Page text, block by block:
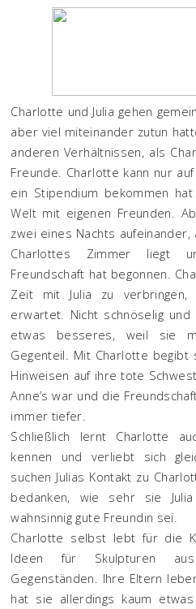
Charlotte und Julia gehen
aber viel miteinander zutun
anderen Verhältnissen, als
Freunde. Charlotte kann nur
ein Stipendium bekommen
Welt mit eigenen Freunden.
zwei eines Nachts aufeinander,
Charlottes Zimmer liegt
Freundschaft hat begonnen.
Zeit mit Julia zu
erwartet. Nicht schnöselig
etwas besseres, weil sie
Gegenteil. Mit Charlotte begibt
Hinweisen auf ihre tote
Anne’s war und die
immer tiefer.
Schließlich lernt Charlotte
kennen und verliebt sich
suchen Julias Kontakt zu
bedanken, wie sehr sie
wahnsinnig gute Freundin sei.
Charlotte selbst lebt für die
Ideen für Skulpturen
Gegenständen. Ihre Eltern
hat sie allerdings kaum